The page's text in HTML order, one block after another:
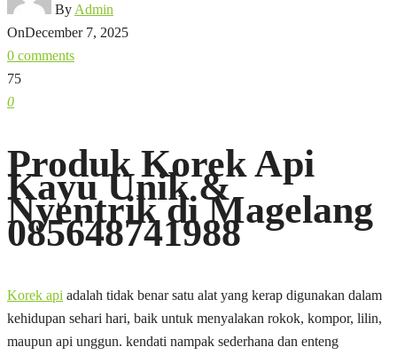
By Admin
OnDecember 7, 2025
0 comments
75
0
Produk Korek Api
Kayu Unik &
Nyentrik di Magelang
085648741988
Korek api adalah tidak benar satu alat yang kerap digunakan dalam
kehidupan sehari hari, baik untuk menyalakan rokok, kompor, lilin,
maupun api unggun. kendati nampak sederhana dan enteng